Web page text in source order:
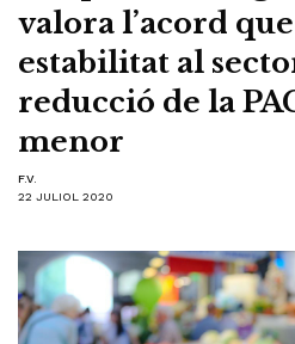
valora l’acord
estabilitat al
reducció de la
menor
F.V.
22 JULIOL 2020